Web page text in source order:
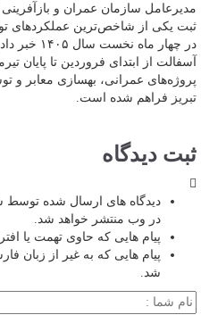
مدیرعامل سازمان عمران و
ثبت یکی از شاخص‌ترین عملکردهای
آسفالت از ابتدای فروردین تا پایان
پروژه‌های عمرانی، بهسازی معابر
تبریز فراهم شده است.
ثبت دیدگاه
دیدگاه های ارسال شده توسط
در وب منتشر خواهد شد.
پیام هایی که حاوی تهمت یا
پیام هایی که به غیر از زبان
شد.